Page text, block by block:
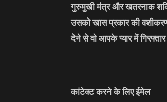
गुरुमुखी मंत्र और खतरनाक
उसको खास प्रकार की
देने से वो आपके प्यार में गिरफ्तार
कांटेक्ट करने के लिए ईमेल